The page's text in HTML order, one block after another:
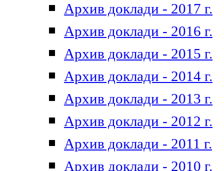
Архив доклади - 2017 г.
Архив доклади - 2016 г.
Архив доклади - 2015 г.
Архив доклади - 2014 г.
Архив доклади - 2013 г.
Архив доклади - 2012 г.
Архив доклади - 2011 г.
Архив доклади - 2010 г.